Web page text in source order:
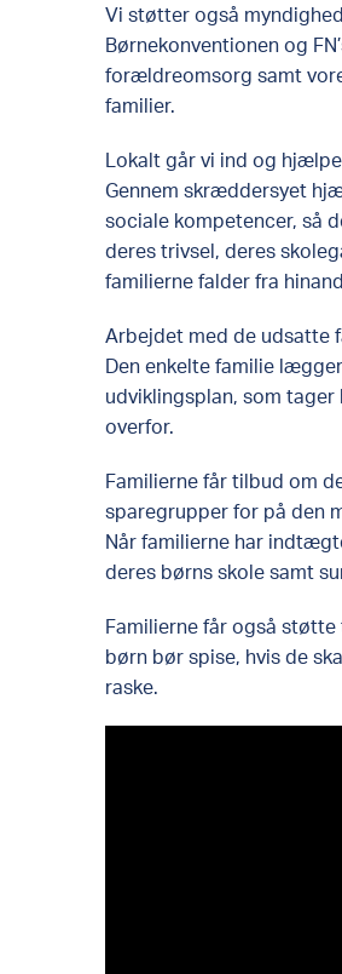
Vi støtter også
Børnekonventionen og
forældreomsorg samt
familier.
Lokalt går vi ind og
Gennem skræddersyet
sociale kompetencer, så
deres trivsel, deres
familierne falder fra
Arbejdet med de udsatte
Den enkelte familie
udviklingsplan, som
overfor.
Familierne får tilbud om
sparegrupper for på den
Når familierne har
deres børns skole samt
Familierne får også
børn bør spise, hvis de
raske.